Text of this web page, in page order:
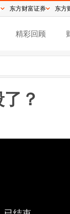
精彩回顾
？
东方财富证券 东方